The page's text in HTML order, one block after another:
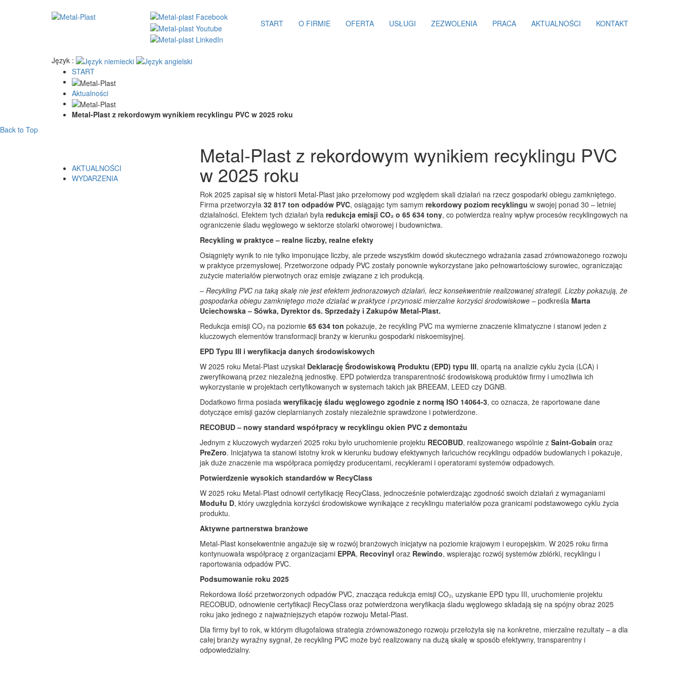
START O FIRMIE OFERTA USŁUGI ZEZWOLENIA PRACA AKTUALNOŚCI KONTAKT
Język :
START
Aktualności
Metal-Plast z rekordowym wynikiem recyklingu PVC w 2025 roku
Back to Top
AKTUALNOŚCI
WYDARZENIA
Metal-Plast z rekordowym wynikiem recyklingu PVC
w 2025 roku
Rok 2025 zapisał się w historii Metal-Plast jako przełomowy pod względem skali działań na rzecz gospodarki obiegu zamkniętego.
Firma przetworzyła 32 817 ton odpadów PVC, osiągając tym samym rekordowy poziom recyklingu w swojej ponad 30 – letniej
działalności. Efektem tych działań była redukcja emisji CO₂ o 65 634 tony, co potwierdza realny wpływ procesów recyklingowych na
ograniczenie śladu węglowego w sektorze stolarki otworowej i budownictwa.
Recykling w praktyce – realne liczby, realne efekty
Osiągnięty wynik to nie tylko imponujące liczby, ale przede wszystkim dowód skutecznego wdrażania zasad zrównoważonego rozwoju
w praktyce przemysłowej. Przetworzone odpady PVC zostały ponownie wykorzystane jako pełnowartościowy surowiec, ograniczając
zużycie materiałów pierwotnych oraz emisje związane z ich produkcją.
– Recykling PVC na taką skalę nie jest efektem jednorazowych działań, lecz konsekwentnie realizowanej strategii. Liczby pokazują, że
gospodarka obiegu zamkniętego może działać w praktyce i przynosić mierzalne korzyści środowiskowe– podkreśla Marta
Uciechowska – Sówka, Dyrektor ds. Sprzedaży i Zakupów Metal-Plast.
Redukcja emisji CO₂ na poziomie 65 634 ton pokazuje, że recykling PVC ma wymierne znaczenie klimatyczne i stanowi jeden z
kluczowych elementów transformacji branży w kierunku gospodarki niskoemisyjnej.
EPD Typu III i weryfikacja danych środowiskowych
W 2025 roku Metal-Plast uzyskał Deklarację Środowiskową Produktu (EPD) typu III, opartą na analizie cyklu życia (LCA) i
zweryfikowaną przez niezależną jednostkę. EPD potwierdza transparentność środowiskową produktów firmy i umożliwia ich
wykorzystanie w projektach certyfikowanych w systemach takich jak BREEAM, LEED czy DGNB.
Dodatkowo firma posiada weryfikację śladu węglowego zgodnie z normą ISO 14064-3, co oznacza, że raportowane dane
dotyczące emisji gazów cieplarnianych zostały niezależnie sprawdzone i potwierdzone.
RECOBUD – nowy standard współpracy w recyklingu okien PVC z demontażu
Jednym z kluczowych wydarzeń 2025 roku było uruchomienie projektu RECOBUD, realizowanego wspólnie z Saint-Gobain oraz
PreZero. Inicjatywa ta stanowi istotny krok w kierunku budowy efektywnych łańcuchów recyklingu odpadów budowlanych i pokazuje,
jak duże znaczenie ma współpraca pomiędzy producentami, recyklerami i operatorami systemów odpadowych.
Potwierdzenie wysokich standardów w RecyClass
W 2025 roku Metal-Plast odnowił certyfikację RecyClass, jednocześnie potwierdzając zgodność swoich działań z wymaganiami
Modułu D, który uwzględnia korzyści środowiskowe wynikające z recyklingu materiałów poza granicami podstawowego cyklu życia
produktu.
Aktywne partnerstwa branżowe
Metal-Plast konsekwentnie angażuje się w rozwój branżowych inicjatyw na poziomie krajowym i europejskim. W 2025 roku firma
kontynuowała współpracę z organizacjami EPPA, Recovinyl oraz Rewindo, wspierając rozwój systemów zbiórki, recyklingu i
raportowania odpadów PVC.
Podsumowanie roku 2025
Rekordowa ilość przetworzonych odpadów PVC, znacząca redukcja emisji CO₂, uzyskanie EPD typu III, uruchomienie projektu
RECOBUD, odnowienie certyfikacji RecyClass oraz potwierdzona weryfikacja śladu węglowego składają się na spójny obraz 2025
roku jako jednego z najważniejszych etapów rozwoju Metal-Plast.
Dla firmy był to rok, w którym długofalowa strategia zrównoważonego rozwoju przełożyła się na konkretne, mierzalne rezultaty – a dla
całej branży wyraźny sygnał, że recykling PVC może być realizowany na dużą skalę w sposób efektywny, transparentny i
odpowiedzialny.